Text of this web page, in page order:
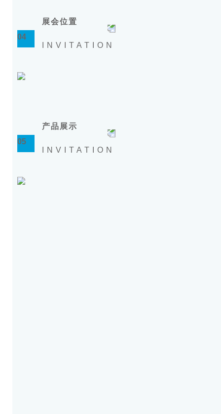
04
展会位置
INVITATION
05
产品展示
INVITATION